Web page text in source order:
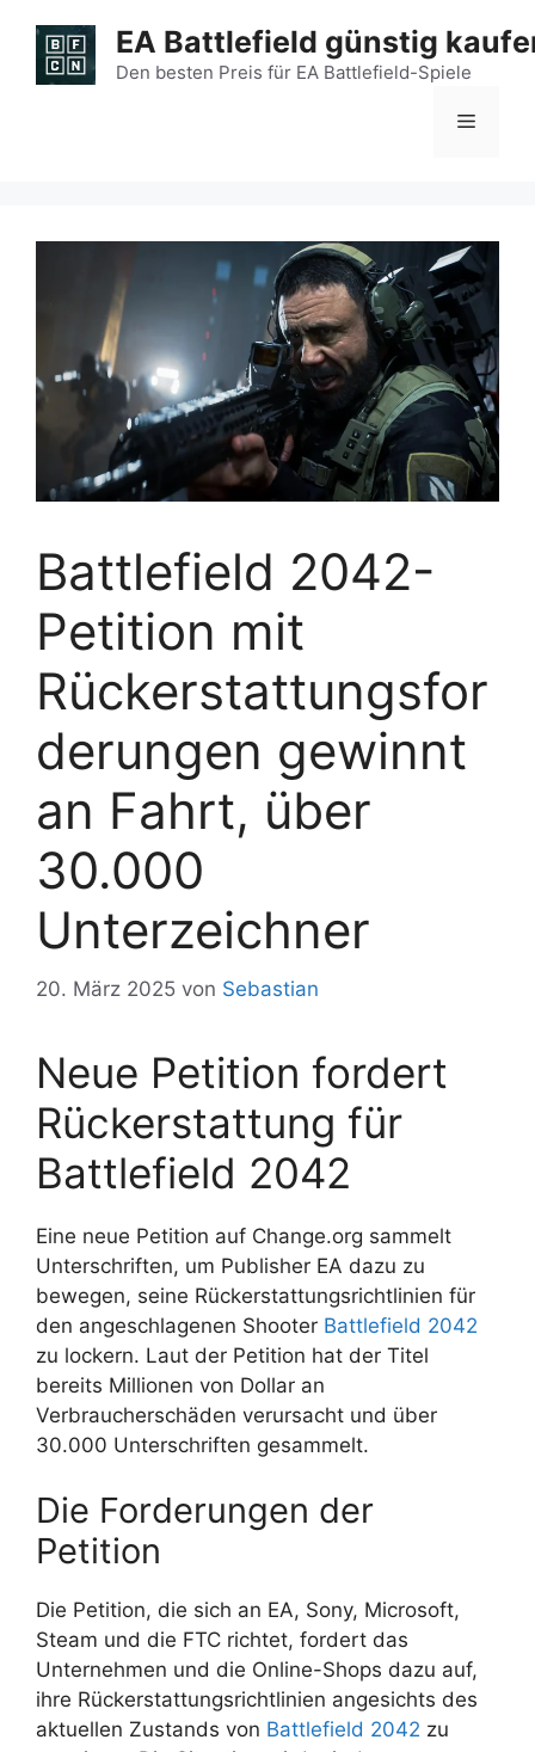
Inhalt
springen
EA Battlefield günstig
Den besten Preis für EA Battlefield-Spiele
Menü
Battlefield 2042-
Petition mit
Rückerstattungsfor
derungen gewinnt
an Fahrt, über
30.000
Unterzeichner
20. März 2025 von Sebastian
Neue Petition fordert
Rückerstattung für
Battlefield 2042
Eine neue Petition auf Change.org sammelt
Unterschriften, um Publisher EA dazu zu
bewegen, seine Rückerstattungsrichtlinien für
den angeschlagenen Shooter Battlefield 2042
zu lockern. Laut der Petition hat der Titel
bereits Millionen von Dollar an
Verbraucherschäden verursacht und über
30.000 Unterschriften gesammelt.
Die Forderungen der
Petition
Die Petition, die sich an EA, Sony, Microsoft,
Steam und die FTC richtet, fordert das
Unternehmen und die Online-Shops dazu auf,
ihre Rückerstattungsrichtlinien angesichts des
aktuellen Zustands von Battlefield 2042 zu